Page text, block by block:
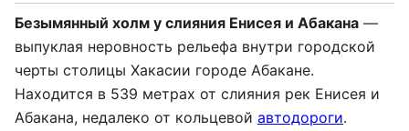
Безымянный холм у слияния Енисея и Абакана —
выпуклая неровность рельефа внутри городской
черты столицы Хакасии городе Абакане.
Находится в 539 метрах от слияния рек Енисея и
Абакана, недалеко от кольцевой автодороги.